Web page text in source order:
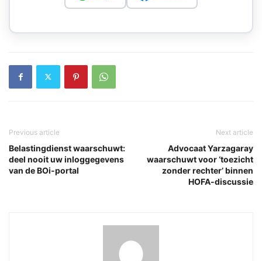
Previous article
Belastingdienst waarschuwt:
deel nooit uw inloggegevens
van de BOi-portal
Next article
Advocaat Yarzagaray
waarschuwt voor ‘toezicht
zonder rechter’ binnen
HOFA-discussie